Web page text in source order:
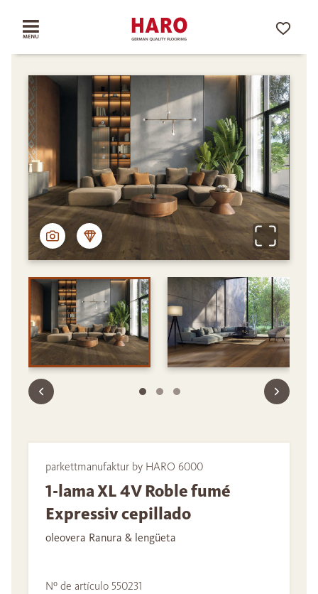
parkettmanufaktur by HARO 6000
1-lama XL 4V Roble fumé
Expressiv cepillado
oleovera Ranura & lengüeta
Nº de artículo 550231